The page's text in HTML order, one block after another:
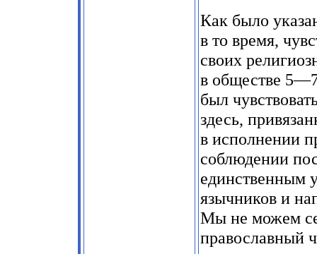
Как было
в то время,
своих
в обществе
был
здесь,
в исполнении
соблюдении
единственным
язычников и
Мы не можем
православный